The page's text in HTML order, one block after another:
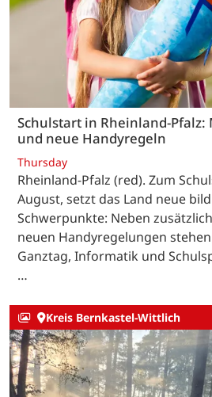
Schulstart in Rheinland-
und neue Handyregeln
Thursday
Rheinland-Pfalz (red). Zum
August, setzt das Land neue
Schwerpunkte: Neben
neuen Handyregelungen
Ganztag, Informatik und
…
Kreis Bernkastel-Wittlich